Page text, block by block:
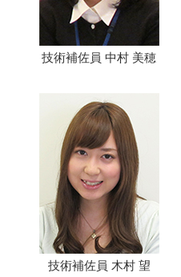
技術補佐員 中村 美穂
技術補佐員 木村 望